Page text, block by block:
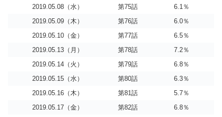
2019.05.08（水）
第75話
6.1％
2019.05.09（木）
第76話
6.0％
2019.05.10（金）
第77話
6.5％
2019.05.13（月）
第78話
7.2％
2019.05.14（火）
第79話
6.8％
2019.05.15（水）
第80話
6.3％
2019.05.16（木）
第81話
5.7％
2019.05.17（金）
第82話
6.8％